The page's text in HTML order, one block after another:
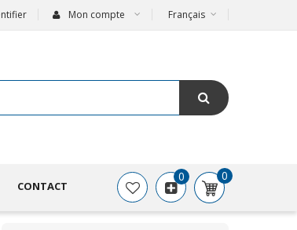
Français
Mon compte
CONTACT
0
0